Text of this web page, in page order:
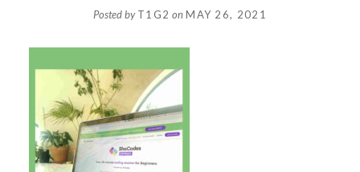
Posted byT1G2 onMAY 26, 2021